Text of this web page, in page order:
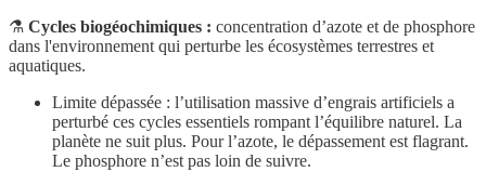
⚗️ Cycles biogéochimiques : concentration d’azote et de phosphore
dans l'environnement qui perturbe les écosystèmes terrestres et
aquatiques.
Limite dépassée : l’utilisation massive d’engrais artificiels a
perturbé ces cycles essentiels rompant l’équilibre naturel. La
planète ne suit plus. Pour l’azote, le dépassement est flagrant.
Le phosphore n’est pas loin de suivre.